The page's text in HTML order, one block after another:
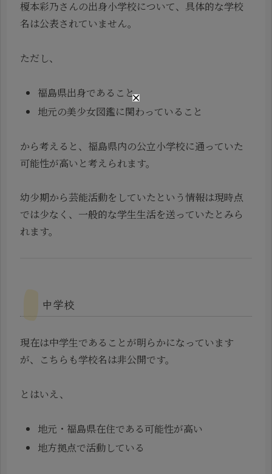
榎本彩乃さんの出身小学校について、具体的な学校
名は公表されていません。
ただし、
福島県出身であること
地元の美少女図鑑に関わっていること
から考えると、福島県内の公立小学校に通っていた
可能性が高いと考えられます。
幼少期から芸能活動をしていたという情報は現時点
では少なく、一般的な学生生活を送っていたとみら
れます。
中学校
現在は中学生であることが明らかになっています
が、こちらも学校名は非公開です。
とはいえ、
地元・福島県在住である可能性が高い
地方拠点で活動している